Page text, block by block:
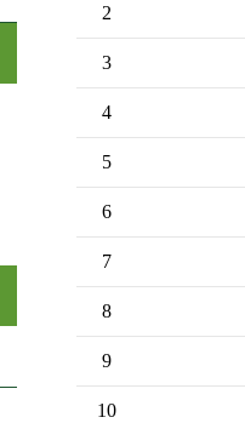
2
3
4
5
6
7
8
9
10